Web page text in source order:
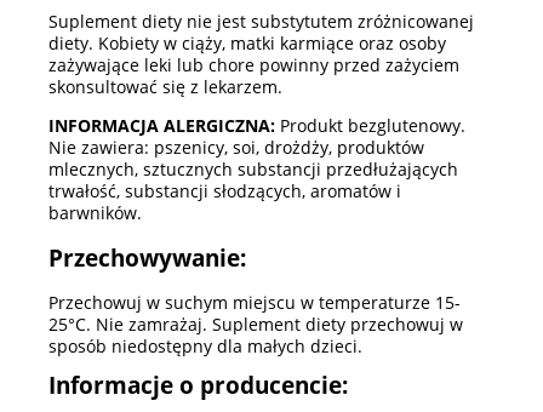
Suplement diety nie jest substytutem zróżnicowanej
diety. Kobiety w ciąży, matki karmiące oraz osoby
zażywające leki lub chore powinny przed zażyciem
skonsultować się z lekarzem.
INFORMACJA ALERGICZNA: Produkt bezglutenowy.
Nie zawiera: pszenicy, soi, drożdży, produktów
mlecznych, sztucznych substancji przedłużających
trwałość, substancji słodzących, aromatów i
barwników.
Przechowywanie:
Przechowuj w suchym miejscu w temperaturze 15-
25°C. Nie zamrażaj. Suplement diety przechowuj w
sposób niedostępny dla małych dzieci.
Informacje o producencie: